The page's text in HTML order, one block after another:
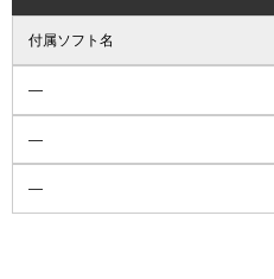
付属ソフト名
―
―
―